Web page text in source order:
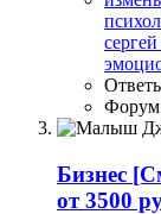
сергей
Бизнес
от 3500